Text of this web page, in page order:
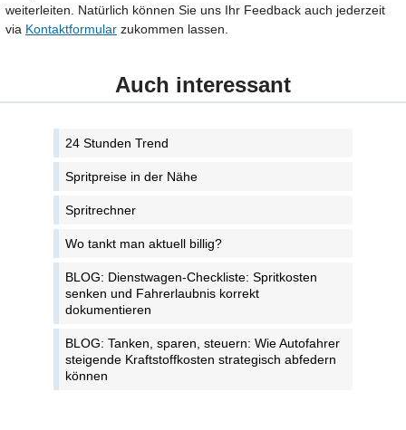
weiterleiten. Natürlich können Sie uns Ihr Feedback auch jederzeit
via Kontaktformular zukommen lassen.
Auch interessant
24 Stunden Trend
Spritpreise in der Nähe
Spritrechner
Wo tankt man aktuell billig?
BLOG: Dienstwagen-Checkliste: Spritkosten
senken und Fahrerlaubnis korrekt
dokumentieren
BLOG: Tanken, sparen, steuern: Wie Autofahrer
steigende Kraftstoffkosten strategisch abfedern
können